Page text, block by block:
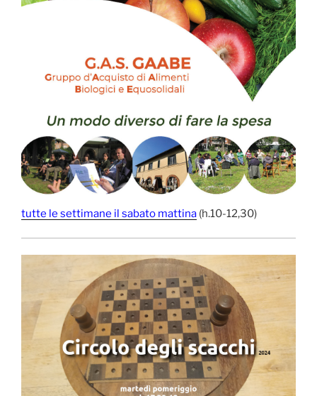
tutte le settimane il sabato mattina (h.10-12,30)